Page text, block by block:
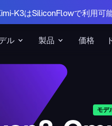
ル 製品 価格
K3はSiliconFlowで利用可
モデ